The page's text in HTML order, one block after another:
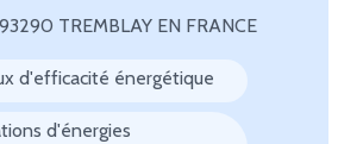
93290 TREMBLAY EN FRANCE
d'efficacité énergétique
d'énergies